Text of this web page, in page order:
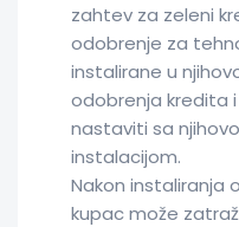
zahtev za zeleni
odobrenje za
instalirane u
odobrenja kredita
nastaviti sa
instalacijom.
Nakon instaliranja
kupac može